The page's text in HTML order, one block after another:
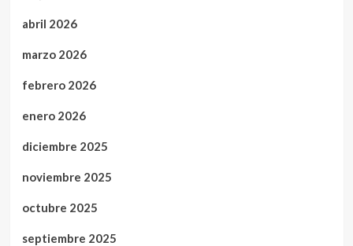
abril 2026
marzo 2026
febrero 2026
enero 2026
diciembre 2025
noviembre 2025
octubre 2025
septiembre 2025